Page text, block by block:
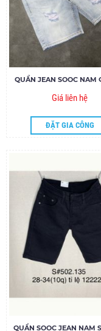
QUẦN JEAN SOOC NAM
Giá liên hệ
ĐẶT GIA CÔNG
QUẦN SOOC JEAN NAM